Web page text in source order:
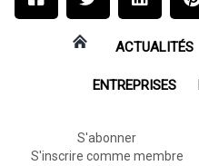
ACTUALITÉS
ENTREPRISES
S'abonner
S'inscrire comme membre